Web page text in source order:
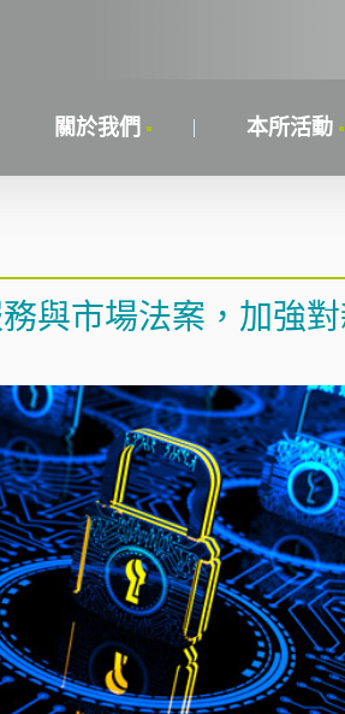
關於我們 本所活動
與市場法案，加強